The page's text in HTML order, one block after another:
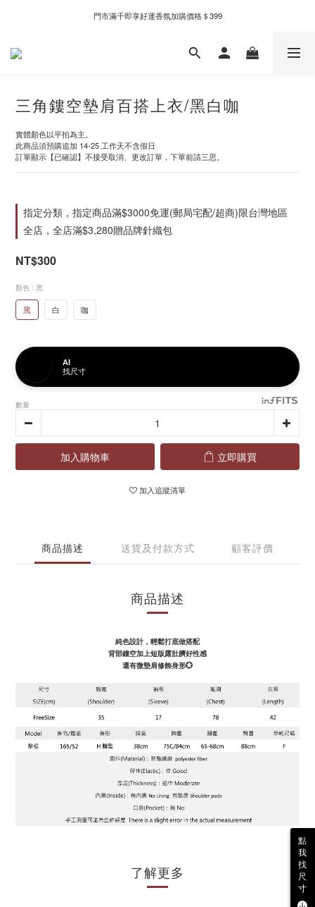
新自製款系列首批限時優惠｜單件95折，任兩件9折
門市滿千即享好運香氛加購價格＄399
新自製款系列首批限時優惠｜單件95折，任兩件9折
三角鏤空墊肩百搭上衣/黑白咖
實體顏色以平拍為主。
此商品須預購追加 14-25 工作天不含假日
訂單顯示【已確認】不接受取消、更改訂單，下單前請三思。
指定分類，指定商品滿$3000免運(郵局宅配/超商)限台灣地區
全店，全店滿$3,280贈品牌針織包
NT$300
顏色 : 黑
黑 白 咖
AI
找尺寸
數量
加入購物車 立即購買
加入追蹤清單
商品描述 送貨及付款方式 顧客評價
商品描述
純色設計，輕鬆打底做搭配
背部鏤空加上短版露肚臍好性感
還有微墊肩修飾身形💮
了解更多
點
我
找
尺
寸